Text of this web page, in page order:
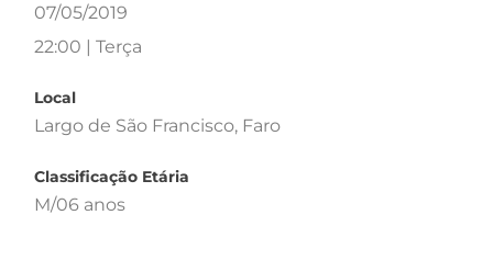
07/05/2019
22:00 | Terça
Local
Largo de São Francisco, Faro
Classificação Etária
M/06 anos